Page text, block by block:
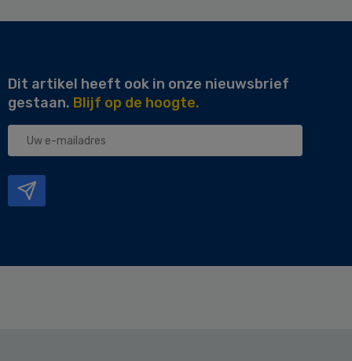
Dit artikel heeft ook in onze nieuwsbrief
gestaan. Blijf op de hoogte.
Uw